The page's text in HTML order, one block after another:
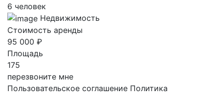
6 человек
Недвижимость
Стоимость аренды
95 000 ₽
Площадь
175
перезвоните мне
Пользовательское соглашение Политика